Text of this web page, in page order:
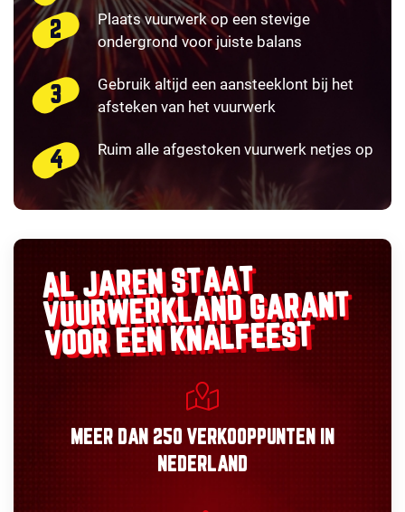
Plaats vuurwerk op een stevige
ondergrond voor juiste balans
Gebruik altijd een aansteeklont bij het
afsteken van het vuurwerk
Ruim alle afgestoken vuurwerk netjes op
AL JAREN STAAT
VUURWERKLANDGARANT
VOOR EEN KNALFEEST
MEER DAN 250 VERKOOPPUNTEN IN
NEDERLAND